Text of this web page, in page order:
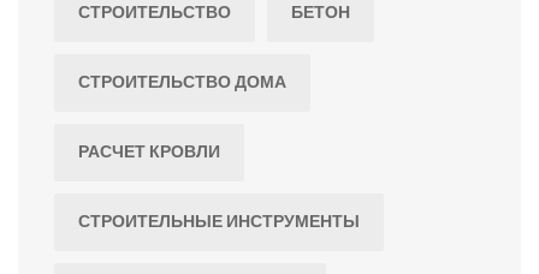
СТРОИТЕЛЬСТВО БЕТОН
СТРОИТЕЛЬСТВО ДОМА
РАСЧЕТ КРОВЛИ
СТРОИТЕЛЬНЫЕ ИНСТРУМЕНТЫ